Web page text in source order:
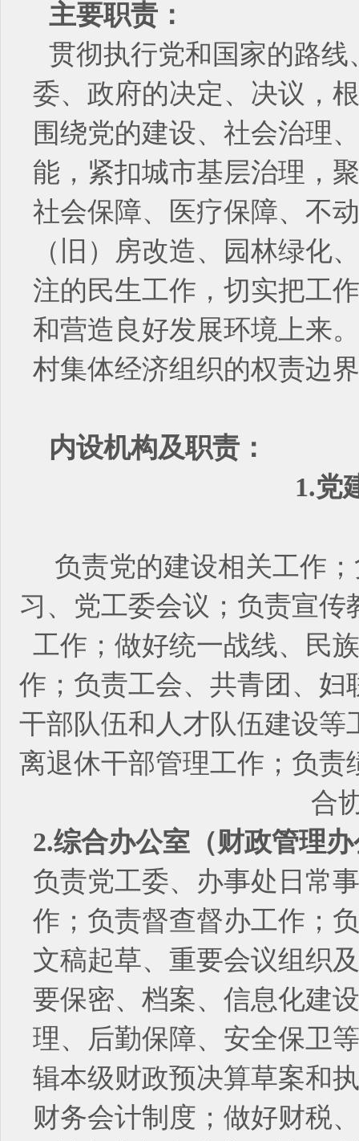
主要职责：
贯彻执行党和国家的路
委、政府的决定、决议，
围绕党的建设、社会治理
能，紧扣城市基层治理，
社会保障、医疗保障、不
（旧）房改造、园林绿化
注的民生工作，切实把工
和营造良好发展环境上来
村集体经济组织的权责边
内设机构及职责：
1.党
负责党的建设相关工作
习、党工委会议；负责宣
工作；做好统一战线、民
作；负责工会、共青团、
干部队伍和人才队伍建设
离退休干部管理工作；负
合
2.综合办公室（财政管理
负责党工委、办事处日常
作；负责督查督办工作；
文稿起草、重要会议组织
要保密、档案、信息化建
理、后勤保障、安全保卫
辑本级财政预决算草案和
财务会计制度；做好财税